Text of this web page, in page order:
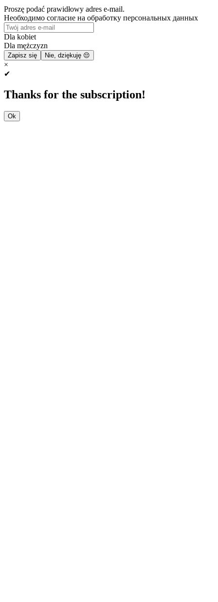
Proszę podać prawidłowy adres e-mail.
Необходимо согласие на обработку персональных данных
Dla kobiet
Dla mężczyzn
Zapisz się Nie, dziękuję 😔
×
✔
Thanks for the subscription!
Ok